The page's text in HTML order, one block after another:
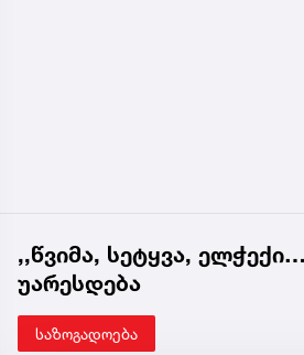
,,წვიმა, სეტყვა,
უარესდება
საზოგადოება